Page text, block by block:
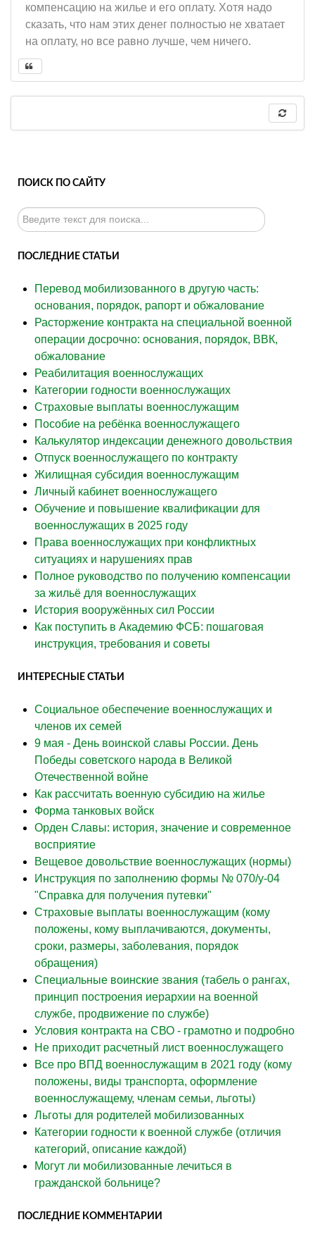
компенсацию на жилье и его оплату. Хотя надо
сказать, что нам этих денег полностью не хватает
на оплату, но все равно лучше, чем ничего.
ПОИСК ПО САЙТУ
Искать...
ПОСЛЕДНИЕ СТАТЬИ
Перевод мобилизованного в другую часть:
основания, порядок, рапорт и обжалование
Расторжение контракта на специальной военной
операции досрочно: основания, порядок, ВВК,
обжалование
Реабилитация военнослужащих
Категории годности военнослужащих
Страховые выплаты военнослужащим
Пособие на ребёнка военнослужащего
Калькулятор индексации денежного довольствия
Отпуск военнослужащего по контракту
Жилищная субсидия военнослужащим
Личный кабинет военнослужащего
Обучение и повышение квалификации для
военнослужащих в 2025 году
Права военнослужащих при конфликтных
ситуациях и нарушениях прав
Полное руководство по получению компенсации
за жильё для военнослужащих
История вооружённых сил России
Как поступить в Академию ФСБ: пошаговая
инструкция, требования и советы
ИНТЕРЕСНЫЕ СТАТЬИ
Социальное обеспечение военнослужащих и
членов их семей
9 мая - День воинской славы России. День
Победы советского народа в Великой
Отечественной войне
Как рассчитать военную субсидию на жилье
Форма танковых войск
Орден Славы: история, значение и современное
восприятие
Вещевое довольствие военнослужащих (нормы)
Инструкция по заполнению формы № 070/у-04
"Справка для получения путевки"
Страховые выплаты военнослужащим (кому
положены, кому выплачиваются, документы,
сроки, размеры, заболевания, порядок
обращения)
Специальные воинские звания (табель о рангах,
принцип построения иерархии на военной
службе, продвижение по службе)
Условия контракта на СВО - грамотно и подробно
Не приходит расчетный лист военнослужащего
Все про ВПД военнослужащим в 2021 году (кому
положены, виды транспорта, оформление
военнослужащему, членам семьи, льготы)
Льготы для родителей мобилизованных
Категории годности к военной службе (отличия
категорий, описание каждой)
Могут ли мобилизованные лечиться в
гражданской больнице?
ПОСЛЕДНИЕ КОММЕНТАРИИ